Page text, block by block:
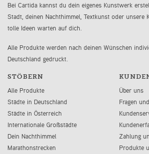
Bei Cartida kannst du dein eigenes Kunstwerk
Stadt, deinen Nachthimmel, Textkunst oder unsere
tolle Ideen warten auf dich.
Alle Produkte werden nach deinen Wünschen
Deutschland gedruckt.
STÖBERN
Alle Produkte
Städte in Deutschland
Städte in Österreich
Internationale Großstädte
Dein Nachthimmel
Marathonstrecken
Über uns
Fragen
Zahlung
Produkte